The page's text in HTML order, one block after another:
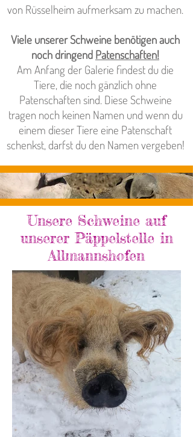
von Rüsselheim aufmerksam zu machen.
Viele unserer Schweine benötigen auch
noch dringend Patenschaften!
Am Anfang der Galerie findest du die
Tiere, die noch gänzlich ohne
Patenschaften sind. Diese Schweine
tragen noch keinen Namen und wenn du
einem dieser Tiere eine Patenschaft
schenkst, darfst du den Namen vergeben!
Unsere Schweine auf
unserer Päppelstelle in
Allmannshofen